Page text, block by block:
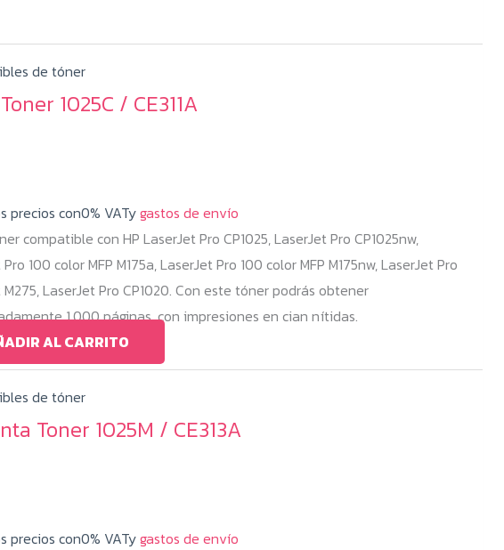
de tóner
1025C / CE311A
precios con0% VATygastos de envío
compatible con HP LaserJet Pro CP1025, LaserJet Pro CP1025nw,
100 color MFP M175a, LaserJet Pro 100 color MFP M175nw, LaserJet Pro
LaserJet Pro CP1020. Con este tóner podrás obtener
1.000 páginas, con impresiones en cian nítidas.
AL CARRITO
de tóner
Toner 1025M / CE313A
precios con0% VATygastos de envío